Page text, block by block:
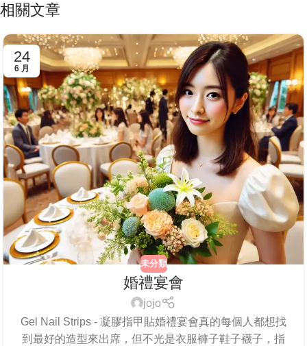
相關文章
24
6 月
未分類
婚禮宴會
jojo
Gel Nail Strips - 凝膠指甲貼婚禮宴會真的每個人都想找
到最好的造型來出席，但不光是衣服褲子鞋子襪子，指